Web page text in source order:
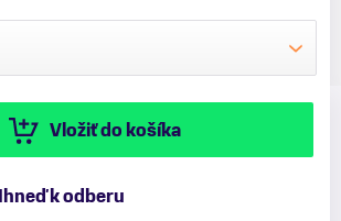
Vložiť do košíka
k odberu